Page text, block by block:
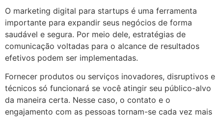
O marketing digital para startups é uma ferramenta
importante para expandir seus negócios de forma
saudável e segura. Por meio dele, estratégias de
comunicação voltadas para o alcance de resultados
efetivos podem ser implementadas.
Fornecer produtos ou serviços inovadores, disruptivos e
técnicos só funcionará se você atingir seu público-alvo
da maneira certa. Nesse caso, o contato e o
engajamento com as pessoas tornam-se cada vez mais